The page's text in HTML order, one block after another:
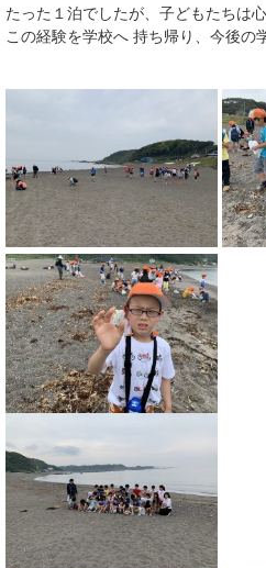
たった１泊でしたが、子どもたちは
この経験を学校へ 持ち帰り、今後の